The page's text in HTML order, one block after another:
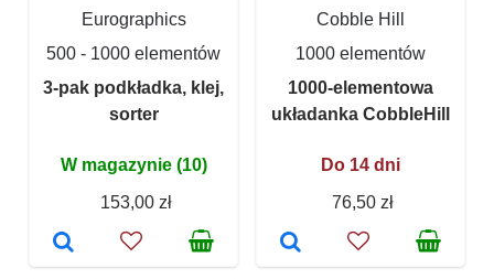
Eurographics
500 - 1000 elementów
3-pak podkładka, klej,
sorter
W magazynie (10)
153,00 zł
Cobble Hill
1000 elementów
1000-elementowa
układanka CobbleHill
Do 14 dni
76,50 zł